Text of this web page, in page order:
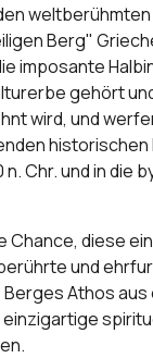
Berg"
imposante
gehört
wird, und
historischen
Chr. und in die
Chance, diese
und
Athos aus